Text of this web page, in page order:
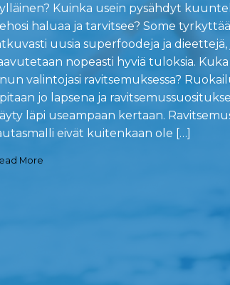
Kuinka usein pysähdyt
haluaa ja tarvitsee? Some
uusia superfoodeja ja
nopeasti hyviä tuloksia.
valintojasi ravitsemuksessa?
jo lapsena ja
läpi useampaan kertaan.
eivät kuitenkaan ole […]
More